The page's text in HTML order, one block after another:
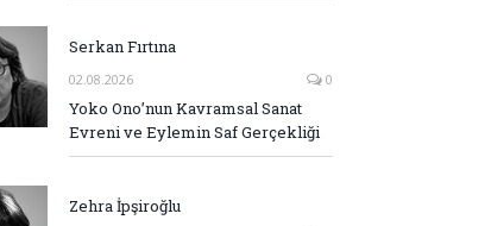
Serkan Fırtına
02.08.2026 0
Yoko Ono’nun Kavramsal Sanat
Evreni ve Eylemin Saf Gerçekliği
Zehra İpşiroğlu